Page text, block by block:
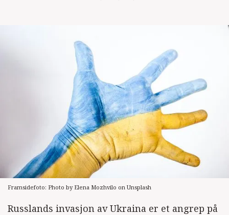
Framsidefoto: Photo by Elena Mozhvilo on Unsplash
Russlands invasjon av Ukraina er et angrep på